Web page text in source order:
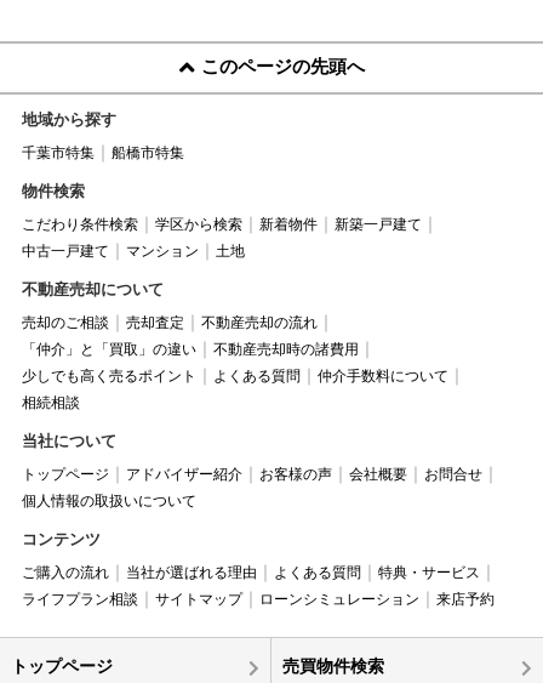
このページの先頭へ
地域から探す
千葉市特集 船橋市特集
物件検索
こだわり条件検索 学区から検索 新着物件
新築一戸建て
中古一戸建て
マンション 土地
不動産売却について
売却のご相談 売却査定
不動産売却の流れ
「仲介」と「買取」の違い
不動産売却時の諸費用
少しでも高く売るポイント
よくある質問
仲介手数料について
相続相談
当社について
トップページ アドバイザー紹介 お客様の声 会社概要
お問合せ
個人情報の取扱いについて
コンテンツ
ご購入の流れ 当社が選ばれる理由 よくある質問
特典・サービス
ライフプラン相談
サイトマップ ローンシミュレーション 来店予約
トップページ 売買物件検索